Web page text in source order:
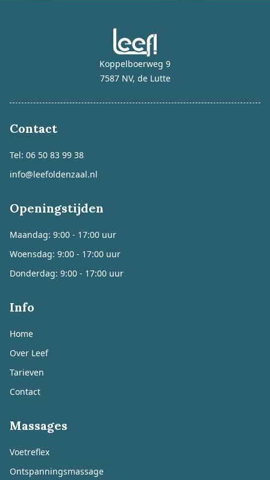
Koppelboerweg 9
7587 NV, de Lutte
Contact
Tel: 06 50 83 99 38
info@leefoldenzaal.nl
Openingstijden
Maandag: 9:00 - 17:00 uur
Woensdag: 9:00 - 17:00 uur
Donderdag: 9:00 - 17:00 uur
Info
Home
Over Leef
Tarieven
Contact
Massages
Voetreflex
Ontspanningsmassage